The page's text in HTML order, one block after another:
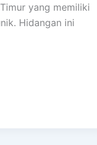
yang memiliki
Hidangan ini